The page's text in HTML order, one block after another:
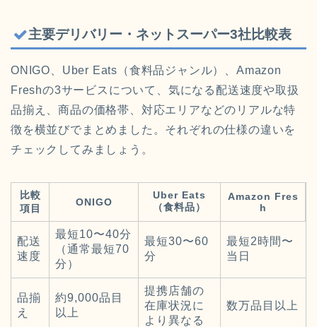
主要デリバリー・ネットスーパー3社比較表
ONIGO、Uber Eats（食料品ジャンル）、Amazon
Freshの3サービスについて、気になる配送速度や取扱
品揃え、商品の価格帯、対応エリアなどのリアルな特
徴を横並びでまとめました。それぞれの仕様の違いを
チェックしてみましょう。
比較
項目
ONIGO
Uber Eats
（食料品）
Amazon Fres
h
配送
速度
最短10〜40分
（通常最短70
分）
最短30〜60
分
最短2時間〜
当日
品揃
え
約9,000品目
以上
提携店舗の
在庫状況に
より異なる
数万品目以上